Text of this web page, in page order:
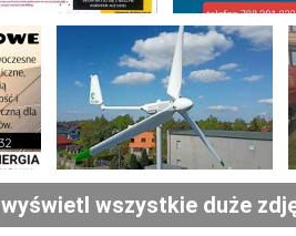
wyświetl wszystkie duże